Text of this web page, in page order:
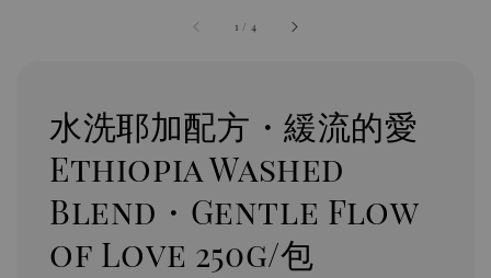
1 / 4
水洗耶加配方・緩流的愛
Ethiopia Washed
Blend・Gentle Flow
of Love 250g/包